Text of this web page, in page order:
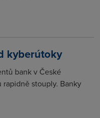
kyberútoky
bank v České
stouply. Banky